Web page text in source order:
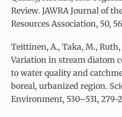
Review. JAWRA Journal of
Resources Association, 50,
Teittinen, A., Taka, M., Ruth,
Variation in stream diatom
to water quality and
boreal, urbanized region.
Environment, 530–531, 279-